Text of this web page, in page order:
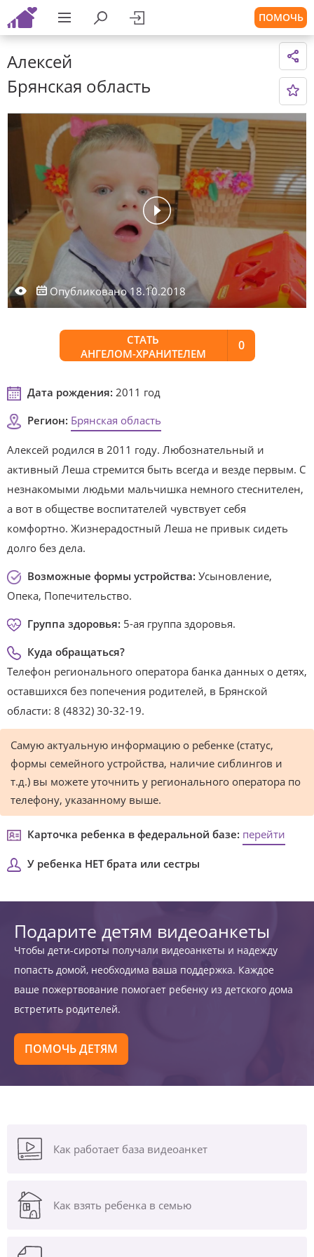
ПОМОЧЬ
Алексей
Брянская область
Опубликовано 18.10.2018
СТАТЬ
АНГЕЛОМ-ХРАНИТЕЛЕМ
0
Дата рождения: 2011 год
Регион: Брянская область
Алексей родился в 2011 году. Любознательный и
активный Леша стремится быть всегда и везде первым. С
незнакомыми людьми мальчишка немного стеснителен,
а вот в обществе воспитателей чувствует себя
комфортно. Жизнерадостный Леша не привык сидеть
долго без дела.
Возможные формы устройства: Усыновление,
Опека, Попечительство.
Группа здоровья: 5-ая группа здоровья.
Куда обращаться?
Телефон регионального оператора банка данных о детях,
оставшихся без попечения родителей, в Брянской
области: 8 (4832) 30-32-19.
Самую актуальную информацию о ребенке (статус,
формы семейного устройства, наличие сиблингов и
т.д.) вы можете уточнить у регионального оператора по
телефону, указанному выше.
Карточка ребенка в федеральной базе: перейти
У ребенка НЕТ брата или сестры
Подарите детям видеоанкеты
Чтобы дети-сироты получали видеоанкеты и надежду
попасть домой, необходима ваша поддержка. Каждое
ваше пожертвование помогает ребенку из детского дома
встретить родителей.
ПОМОЧЬ ДЕТЯМ
Как работает база видеоанкет
Как взять ребенка в семью